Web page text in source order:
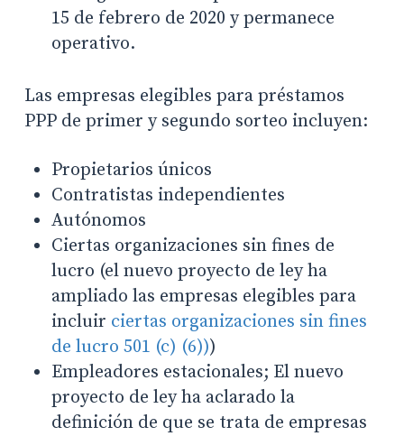
15 de febrero de 2020 y permanece
operativo.
Las empresas elegibles para préstamos
PPP de primer y segundo sorteo incluyen:
Propietarios únicos
Contratistas independientes
Autónomos
Ciertas organizaciones sin fines de
lucro (el nuevo proyecto de ley ha
ampliado las empresas elegibles para
incluir ciertas organizaciones sin fines
de lucro 501 (c) (6)))
Empleadores estacionales; El nuevo
proyecto de ley ha aclarado la
definición de que se trata de empresas